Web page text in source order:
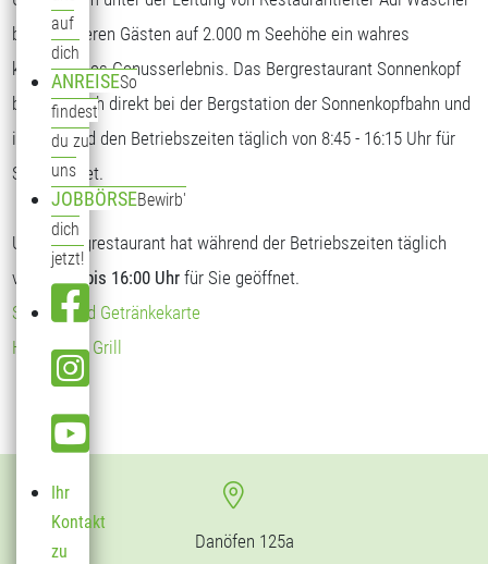
auf
dich
ANREISESo
findest
du zu
uns
JOBBÖRSEBewirb'
dich
jetzt!
Ihr
Kontakt
zu
bietet unseren Gästen auf 2.000 m Seehöhe ein wahres
kulinarisches Genusserlebnis. Das Bergrestaurant Sonnenkopf
befindet sich direkt bei der Bergstation der Sonnenkopfbahn und
ist während den Betriebszeiten täglich von 8:45 - 16:15 Uhr für
Sie geöffnet.
Unser Bergrestaurant hat während der Betriebszeiten täglich
von
09:00 bis 16:00 Uhr für Sie geöffnet.
Speise- und Getränkekarte
Hendl vom Grill
Danöfen 125a